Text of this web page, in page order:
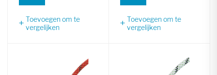
Toevoegen om te
vergelijken
Toevoegen om te
vergelijken